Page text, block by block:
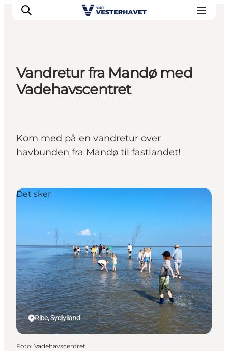
Det sker
Køb billet
Planlæg din ferie
Vandretur fra Mandø med
Vadehavscentret
Kom med på en vandretur over
havbunden fra Mandø til fastlandet!
Ribe, Sydjylland
Det sker
Foto: Vadehavscentret